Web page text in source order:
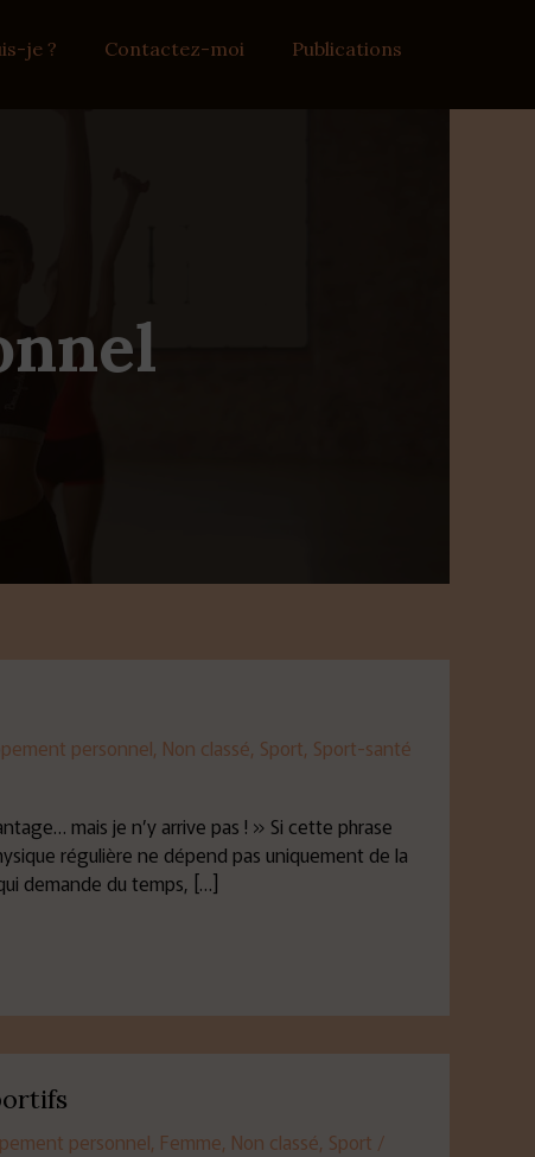
je ? Contactez-moi Publications
personnel, Non classé, Sport, Sport-santé
mais je n’y arrive pas ! » Si cette phrase
régulière ne dépend pas uniquement de la
demande du temps, […]
personnel, Femme, Non classé, Sport /